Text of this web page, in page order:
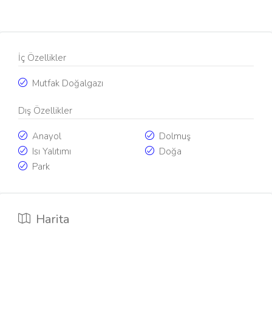
İç Özellikler
Mutfak Doğalgazı
Dış Özellikler
Anayol
Dolmuş
Isı Yalıtımı
Doğa
Park
Harita